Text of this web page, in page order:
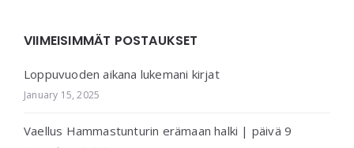
VIIMEISIMMÄT POSTAUKSET
Loppuvuoden aikana lukemani kirjat
January 15, 2025
Vaellus Hammastunturin erämaan halki | päivä 9